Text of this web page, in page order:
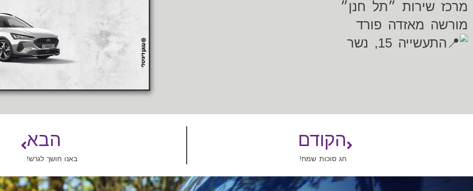
מרכז שירות ״תל חנן״
מורשה מאזדה פורד
התעשייה 15, נשר
הקודם
חג סוכות שמח!
הבא
באנו חושך לגרש!